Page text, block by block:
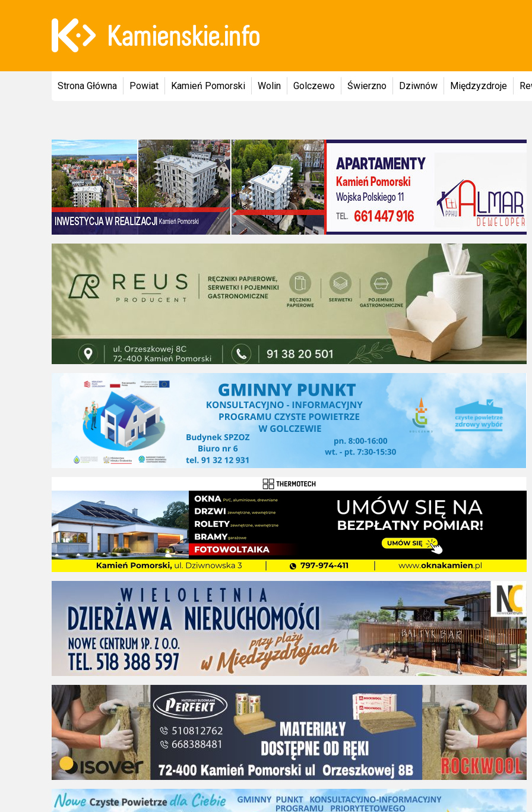
Strona Główna Powiat Kamień Pomorski Wolin Golczewo Świerzno Dziwnów Międzyzdroje